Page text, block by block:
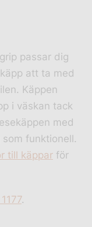
passar dig
att ta med
Käppen
i väskan tack
med
funktionell.
till käppar för
.